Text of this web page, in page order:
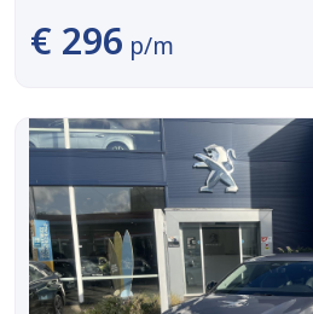
€ 296 p/m